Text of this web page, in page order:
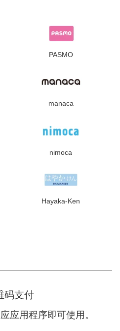
PASMO
manaca
nimoca
Hayaka-Ken
码支付
应用程序即可使用。